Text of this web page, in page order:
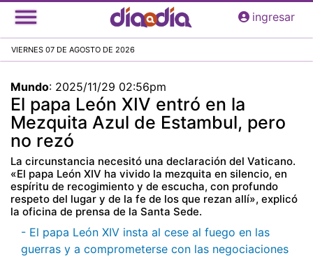
Pasar
al
principal
ingresar
VIERNES 07 DE AGOSTO DE 2026
Mundo: 2025/11/29 02:56pm
El papa León XIV entró en la
Mezquita Azul de Estambul, pero
no rezó
La circunstancia necesitó una declaración del Vaticano.
«El papa León XIV ha vivido la mezquita en silencio, en
espíritu de recogimiento y de escucha, con profundo
respeto del lugar y de la fe de los que rezan allí», explicó
la oficina de prensa de la Santa Sede.
- El papa León XIV insta al cese al fuego en las
guerras y a comprometerse con las negociaciones